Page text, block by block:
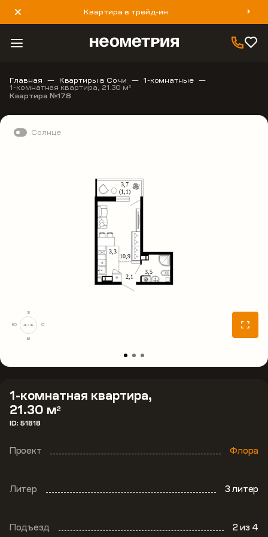
Квартира в трейд-ин
8 800 777 40 93
Главная Квартиры в Сочи 1-комнатные
1-комнатная квартира, 21.30 м2
Квартира №178
1-комнатная квартира,
21.30 м2
ID: 51818
Проект Флора
Литер 3 литер
Подъезд 2из 4
Солнце
С
В
Ю
З